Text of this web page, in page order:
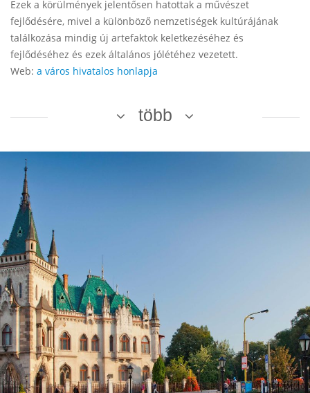
Ezek a körülmények jelentősen hatottak a művészet
fejlődésére, mivel a különböző nemzetiségek kultúrájának
találkozása mindig új artefaktok keletkezéséhez és
fejlődéséhez és ezek általános jólétéhez vezetett.
Web: a város hivatalos honlapja
több